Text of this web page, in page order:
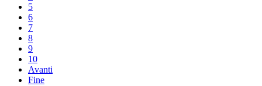
5
6
7
8
9
10
Avanti
Fine